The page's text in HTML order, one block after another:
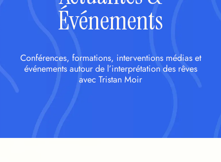
Événements
Conférences, formations, interventions médias et
événements autour de l’interprétation des rêves
avec Tristan Moir